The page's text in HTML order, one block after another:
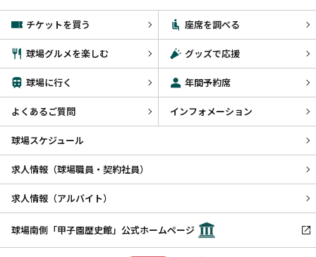
チケットを買う 座席を調べる
球場グルメを楽しむ グッズで応援
球場に行く 年間予約席
よくあるご質問 インフォメーション
球場スケジュール
求人情報（球場職員・契約社員）
求人情報（アルバイト）
球場南側「甲子園歴史館」公式ホームページ